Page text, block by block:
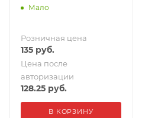
Мало
Розничная цена
135 руб.
Цена после
авторизации
128.25 руб.
В КОРЗИНУ